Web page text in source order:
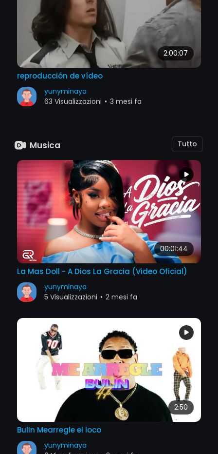
2:00:07
reproducción de vídeo
yunyminaya
63 Visualizzazioni • 3 mesi fa
Musica Tutto
00:01:44
La Mas Doll - A Dios La Gracia (Video Oficial)
yunyminaya
5 Visualizzazioni • 2 mesi fa
2:50
Bulin Mearregle el loco
yunyminaya